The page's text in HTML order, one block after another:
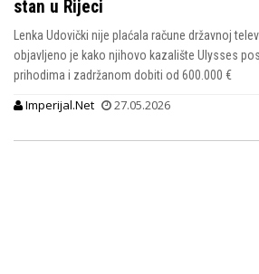
IMPERIJALOVE POZNATE
stan u Rijeci
Lenka Udovički nije plaćala račune državnoj
objavljeno je kako njihovo kazalište Ulysses
prihodima i zadržanom dobiti od 600.000 €
Imperijal.Net 27.05.2026